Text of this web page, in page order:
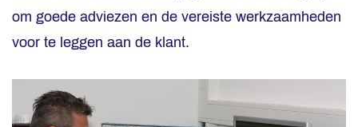
om goede adviezen en de vereiste werkzaamheden
voor te leggen aan de klant.